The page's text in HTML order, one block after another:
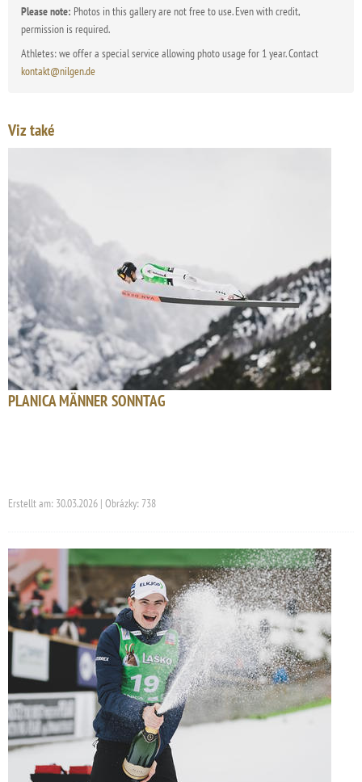
Please note: Photos in this gallery are not free to use. Even with credit,
permission is required.
Athletes: we offer a special service allowing photo usage for 1 year. Contact
kontakt@nilgen.de
Viz také
PLANICA MÄNNER SONNTAG
Erstellt am: 30.03.2026 | Obrázky: 738